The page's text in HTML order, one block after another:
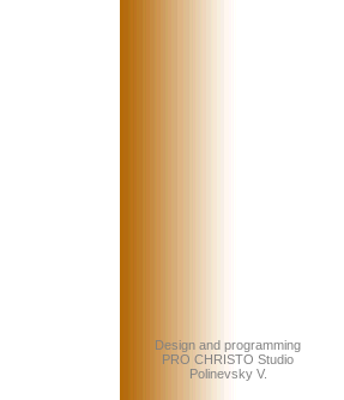
Design and programming
PRO CHRISTO Studio
Polinevsky V.